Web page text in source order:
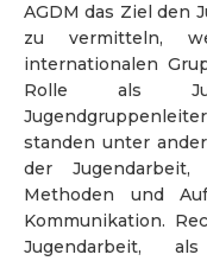
AGDM das Ziel den
zu vermitteln,
internationalen
Rolle als
standen unter
der Jugendarbeit,
Methoden und
Kommunikation.
Jugendarbeit,